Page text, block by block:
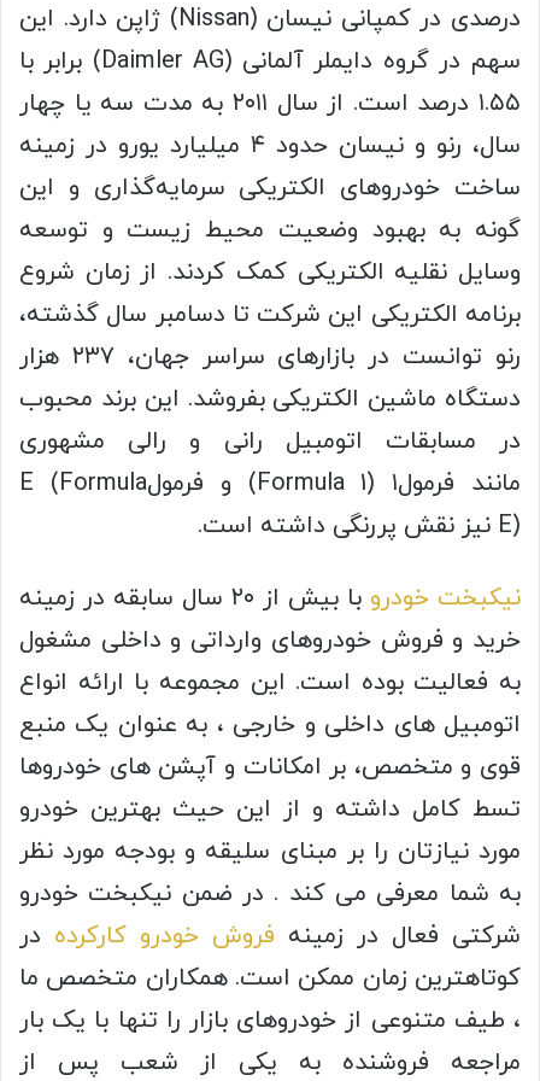
درصدی در کمپانی نیسان (Nissan) ژاپن دارد. این
سهم در گروه دایملر آلمانی (Daimler AG) برابر با
۱.۵۵ درصد است. از سال ۲۰۱۱ به مدت سه یا چهار
سال، رنو و نیسان حدود ۴ میلیارد یورو در زمینه
ساخت خودروهای الکتریکی سرمایه‌گذاری و این
گونه به بهبود وضعیت محیط زیست و توسعه
وسایل نقلیه الکتریکی کمک کردند. از زمان شروع
برنامه الکتریکی این شرکت تا دسامبر سال گذشته،
رنو توانست در بازارهای سراسر جهان، ۲۳۷ هزار
دستگاه ماشین الکتریکی بفروشد. این برند محبوب
در مسابقات اتومبیل رانی و رالی مشهوری
مانند فرمول‌۱ (Formula 1) و فرمول‌E (Formula
E) نیز نقش پررنگی داشته است.
نیکبخت خودرو
با بیش از ۲۰ سال سابقه در زمینه
خرید و فروش خودروهای وارداتی و داخلی مشغول
به فعالیت بوده است. این مجموعه با ارائه انواع
اتومبیل های داخلی و خارجی ، به عنوان یک منبع
قوی و متخصص، بر امکانات و آپشن های خودروها
تسط کامل داشته و از این حیث بهترین خودرو
مورد نیازتان را بر مبنای سلیقه و بودجه مورد نظر
به شما معرفی می کند . در ضمن نیکبخت خودرو
شرکتی فعال در زمینه فروش خودرو کارکرده در
کوتاهترین زمان ممکن است. همکاران متخصص ما
، طیف متنوعی از خودروهای بازار را تنها با یک بار
مراجعه فروشنده به یکی از شعب پس از